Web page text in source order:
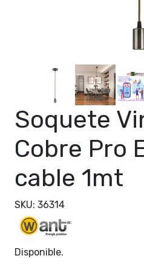
Soquete
Cobre Pro
cable 1mt
SKU: 36314
Disponible.